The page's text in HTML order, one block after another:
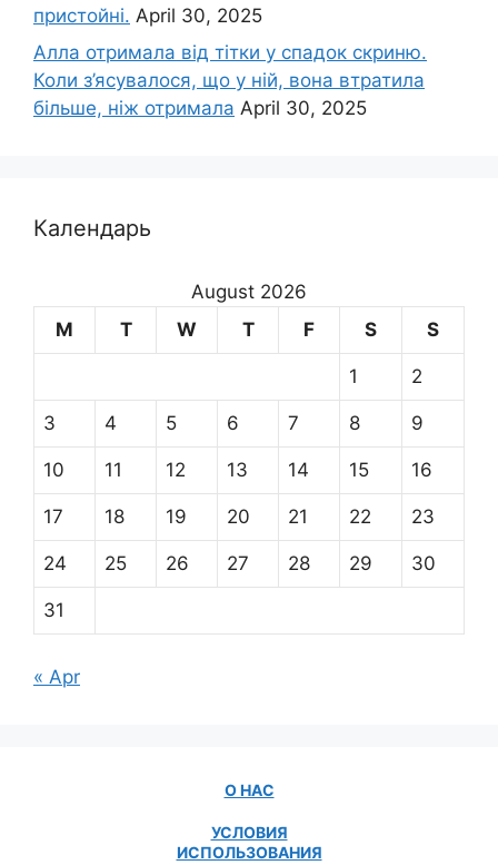
пристойні. April 30, 2025
Алла отримала від тітки у спадок скриню.
Коли з’ясувалося, що у ній, вона втратила
більше, ніж отримала April 30, 2025
Календарь
August 2026
M
T W T F S S
1 2
3 4 5 6 7 8 9
10 11 12 13 14 15 16
17 18 19 20 21 22 23
24 25 26 27 28 29 30
31
« Apr
О НАС
УСЛОВИЯ
ИСПОЛЬЗОВАНИЯ